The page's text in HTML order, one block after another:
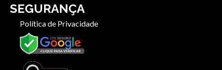
SEGURANÇA
Política de Privacidade